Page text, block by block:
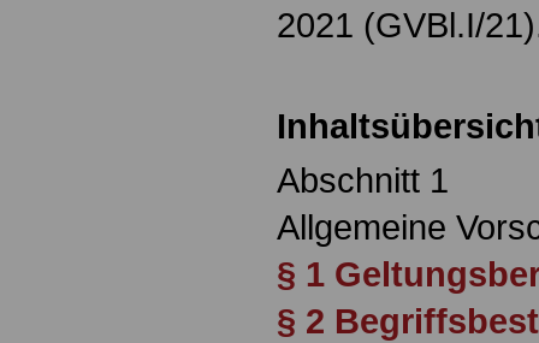
2021 (GVBl.I/
Abschnitt 1
Allgemeine
§ 1
§ 2